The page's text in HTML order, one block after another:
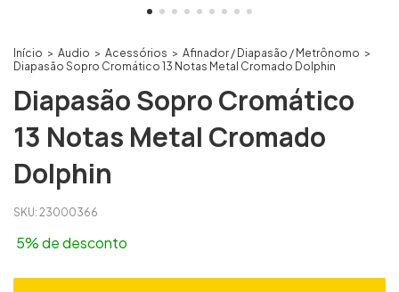
Início > Audio > Acessórios > Afinador / Diapasão / Metrônomo >
Diapasão Sopro Cromático 13 Notas Metal Cromado Dolphin
Diapasão Sopro Cromático
13 Notas Metal Cromado
Dolphin
SKU: 23000366
5% de desconto